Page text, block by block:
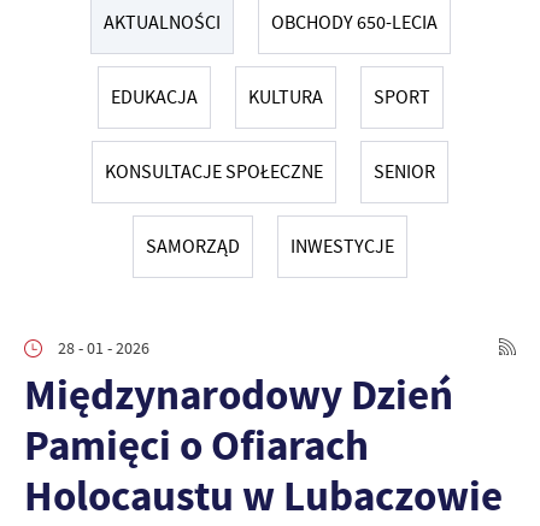
AKTUALNOŚCI OBCHODY 650-LECIA
EDUKACJA KULTURA SPORT
KONSULTACJE SPOŁECZNE SENIOR
SAMORZĄD INWESTYCJE
28 - 01 - 2026
Międzynarodowy Dzień
Pamięci o Ofiarach
Holocaustu w Lubaczowie